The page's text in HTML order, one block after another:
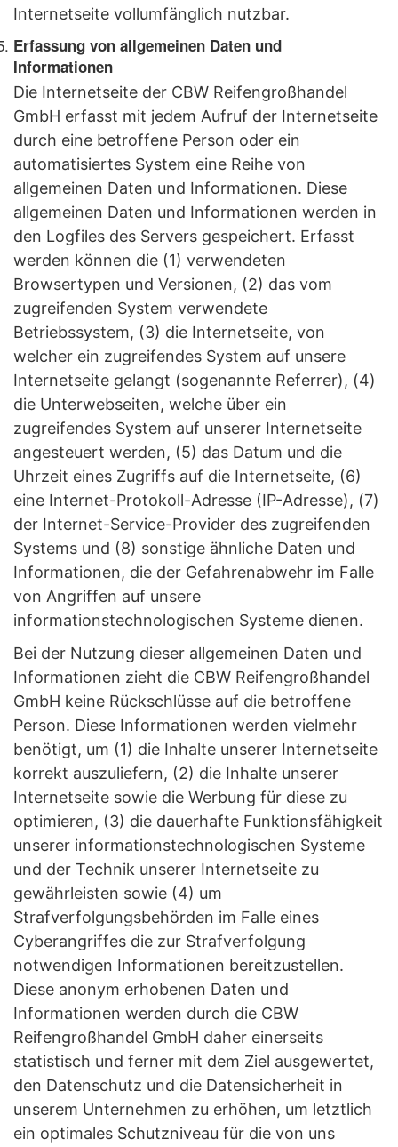
Internetseite vollumfänglich nutzbar.
Erfassung von allgemeinen Daten und
Informationen
Die Internetseite der CBW Reifengroßhandel
GmbH erfasst mit jedem Aufruf der Internetseite
durch eine betroffene Person oder ein
automatisiertes System eine Reihe von
allgemeinen Daten und Informationen. Diese
allgemeinen Daten und Informationen werden in
den Logfiles des Servers gespeichert. Erfasst
werden können die (1) verwendeten
Browsertypen und Versionen, (2) das vom
zugreifenden System verwendete
Betriebssystem, (3) die Internetseite, von
welcher ein zugreifendes System auf unsere
Internetseite gelangt (sogenannte Referrer), (4)
die Unterwebseiten, welche über ein
zugreifendes System auf unserer Internetseite
angesteuert werden, (5) das Datum und die
Uhrzeit eines Zugriffs auf die Internetseite, (6)
eine Internet-Protokoll-Adresse (IP-Adresse), (7)
der Internet-Service-Provider des zugreifenden
Systems und (8) sonstige ähnliche Daten und
Informationen, die der Gefahrenabwehr im Falle
von Angriffen auf unsere
informationstechnologischen Systeme dienen.
Bei der Nutzung dieser allgemeinen Daten und
Informationen zieht die CBW Reifengroßhandel
GmbH keine Rückschlüsse auf die betroffene
Person. Diese Informationen werden vielmehr
benötigt, um (1) die Inhalte unserer Internetseite
korrekt auszuliefern, (2) die Inhalte unserer
Internetseite sowie die Werbung für diese zu
optimieren, (3) die dauerhafte Funktionsfähigkeit
unserer informationstechnologischen Systeme
und der Technik unserer Internetseite zu
gewährleisten sowie (4) um
Strafverfolgungsbehörden im Falle eines
Cyberangriffes die zur Strafverfolgung
notwendigen Informationen bereitzustellen.
Diese anonym erhobenen Daten und
Informationen werden durch die CBW
Reifengroßhandel GmbH daher einerseits
statistisch und ferner mit dem Ziel ausgewertet,
den Datenschutz und die Datensicherheit in
unserem Unternehmen zu erhöhen, um letztlich
ein optimales Schutzniveau für die von uns